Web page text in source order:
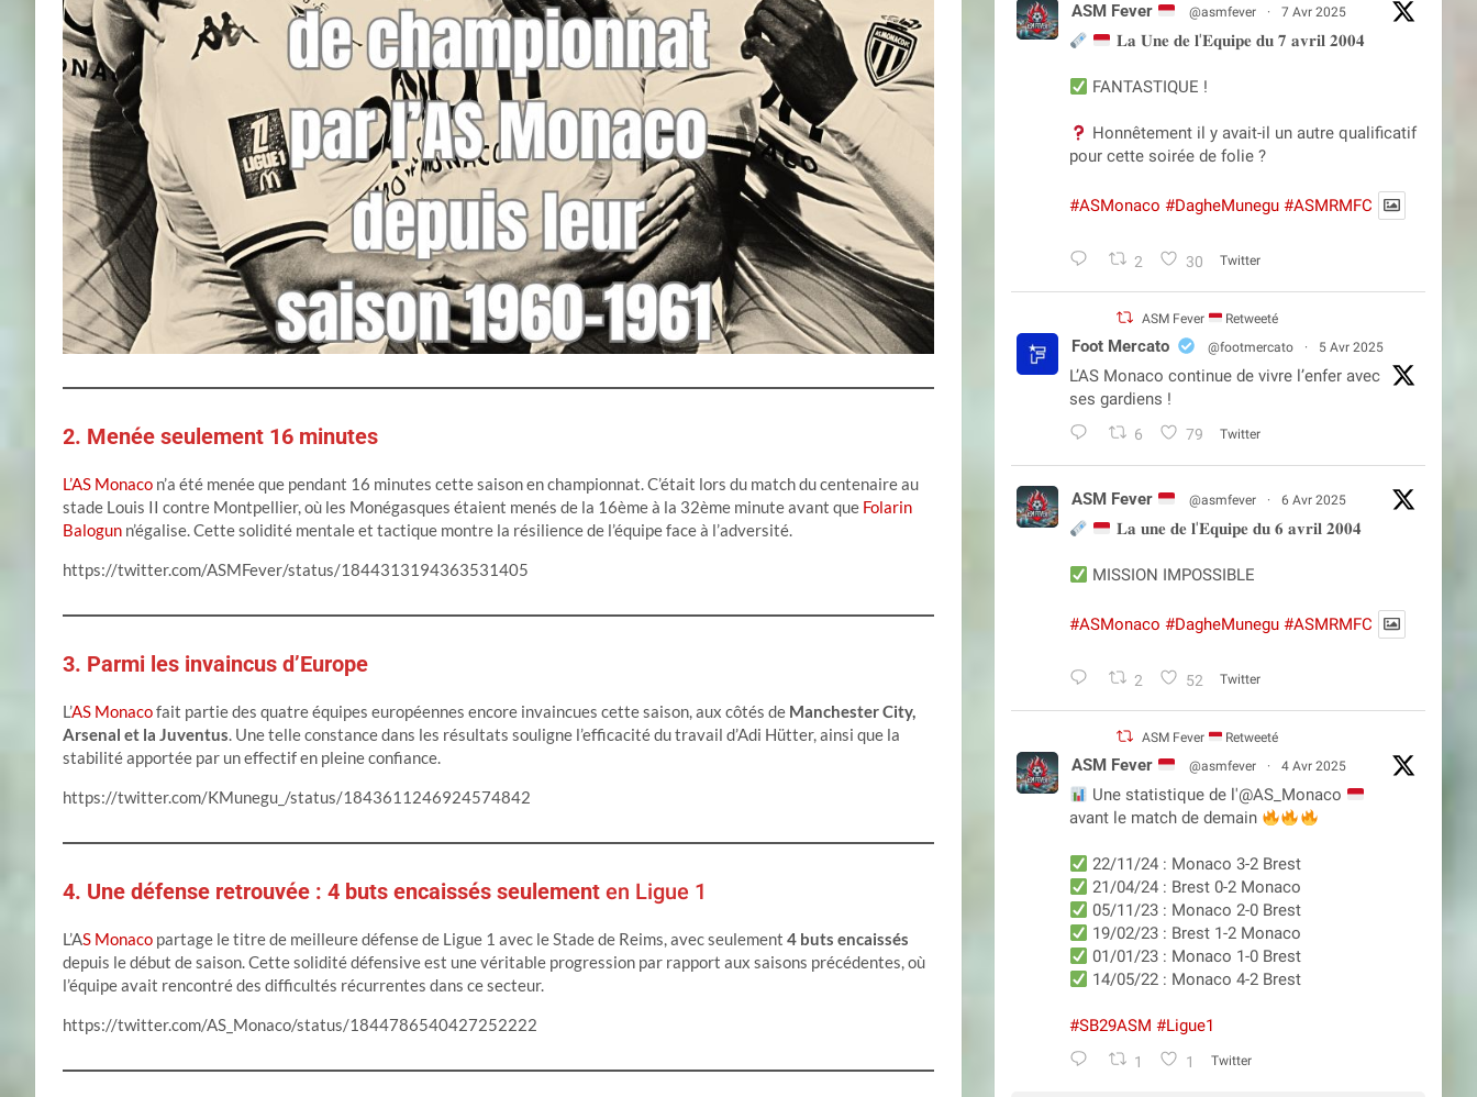
2. Menée seulement 16 minutes
L’AS Monaco n’a été menée que pendant 16 minutes cette saison en championnat. C’était lors du match du centenaire au
stade Louis II contre Montpellier, où les Monégasques étaient menés de la 16ème à la 32ème minute avant que Folarin
Balogun n’égalise. Cette solidité mentale et tactique montre la résilience de l’équipe face à l’adversité.
https://twitter.com/ASMFever/status/1844313194363531405
3. Parmi les invaincus d’Europe
L’AS Monacofait partie des quatre équipes européennes encore invaincues cette saison, aux côtés de Manchester City,
Arsenal et la Juventus. Une telle constance dans les résultats souligne l’efficacité du travail d’Adi Hütter, ainsi que la
stabilité apportée par un effectif en pleine confiance.
https://twitter.com/KMunegu_/status/1843611246924574842
4. Une défense retrouvée : 4 buts encaissés seulement en Ligue 1
L’AS Monaco partage le titre de meilleure défense de Ligue 1 avec le Stade de Reims, avec seulement 4 buts encaissés
depuis le début de saison. Cette solidité défensive est une véritable progression par rapport aux saisons précédentes, où
l’équipe avait rencontré des difficultés récurrentes dans ce secteur.
https://twitter.com/AS_Monaco/status/1844786540427252222
ASM Fever @asmfever · 7 Avr 2025
𝐋𝐚 𝐔𝐧𝐞 𝐝𝐞 𝐥'𝐄𝐪𝐮𝐢𝐩𝐞 𝐝𝐮 𝟕 𝐚𝐯𝐫𝐢𝐥 𝟐𝟎𝟎𝟒
FANTASTIQUE !
Honnêtement il y avait-il un autre qualificatif
pour cette soirée de folie ?
#ASMonaco #DagheMunegu #ASMRMFC
2 30 Twitter
ASM Fever Retweeté
Foot Mercato @footmercato · 5 Avr 2025
L’AS Monaco continue de vivre l’enfer avec
ses gardiens !
6 79 Twitter
ASM Fever @asmfever · 6 Avr 2025
𝐋𝐚 𝐮𝐧𝐞 𝐝𝐞 𝐥'𝐄𝐪𝐮𝐢𝐩𝐞 𝐝𝐮 𝟔 𝐚𝐯𝐫𝐢𝐥 𝟐𝟎𝟎𝟒
MISSION IMPOSSIBLE
#ASMonaco #DagheMunegu #ASMRMFC
2 52 Twitter
ASM Fever Retweeté
ASM Fever @asmfever · 4 Avr 2025
Une statistique de l'@AS_Monaco
avant le match de demain
22/11/24 : Monaco 3-2 Brest
21/04/24 : Brest 0-2 Monaco
05/11/23 : Monaco 2-0 Brest
19/02/23 : Brest 1-2 Monaco
01/01/23 : Monaco 1-0 Brest
14/05/22 : Monaco 4-2 Brest
#SB29ASM #Ligue1
1 1 Twitter